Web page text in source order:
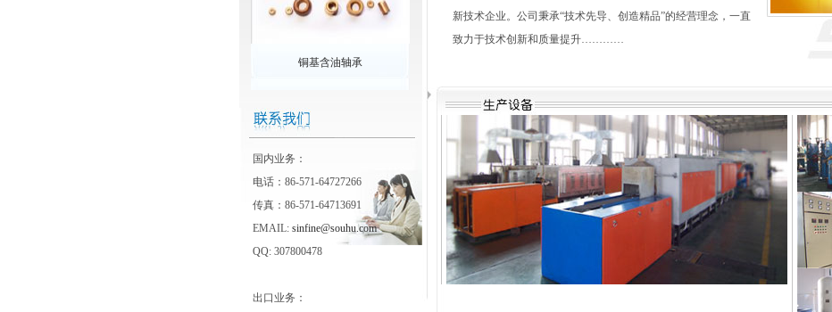
铜基含油轴承
国内业务：
电话：86-571-64727266
传真：86-571-64713691
EMAIL: sinfine@souhu.com
QQ: 307800478
出口业务：
新技术企业。公司秉承“技术先导、创造精品”的经营理念，一直
致力于技术创新和质量提升…………